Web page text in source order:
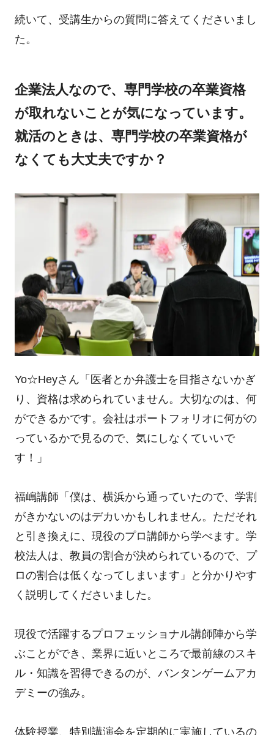
続いて、受講生からの質問に答えてくださいまし
た。
企業法人なので、専門学校の卒業資格
が取れないことが気になっています。
就活のときは、専門学校の卒業資格が
なくても大丈夫ですか？
Yo☆Heyさん「医者とか弁護士を目指さないかぎ
り、資格は求められていません。大切なのは、何
ができるかです。会社はポートフォリオに何がの
っているかで見るので、気にしなくていいで
す！」
福嶋講師「僕は、横浜から通っていたので、学割
がきかないのはデカいかもしれません。ただそれ
と引き換えに、現役のプロ講師から学べます。学
校法人は、教員の割合が決められているので、プ
ロの割合は低くなってしまいます」と分かりやす
く説明してくださいました。
現役で活躍するプロフェッショナル講師陣から学
ぶことができ、業界に近いところで最前線のスキ
ル・知識を習得できるのが、バンタンゲームアカ
デミーの強み。
体験授業、特別講演会を定期的に実施しているの